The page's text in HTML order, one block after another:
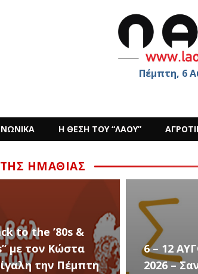
Πέμπτη, 6
Η ΘΕΣΗ ΤΟΥ “ΛΑΟΥ”
ΗΜΑΘΊΑΣ
ΑΥΓΟΥΣΤΟΥ
– Σαν ΣΤΑΡ του
Ο Sidarta
στην